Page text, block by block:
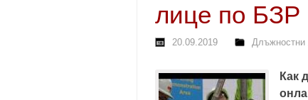
лице по БЗР
20.09.2019
Как